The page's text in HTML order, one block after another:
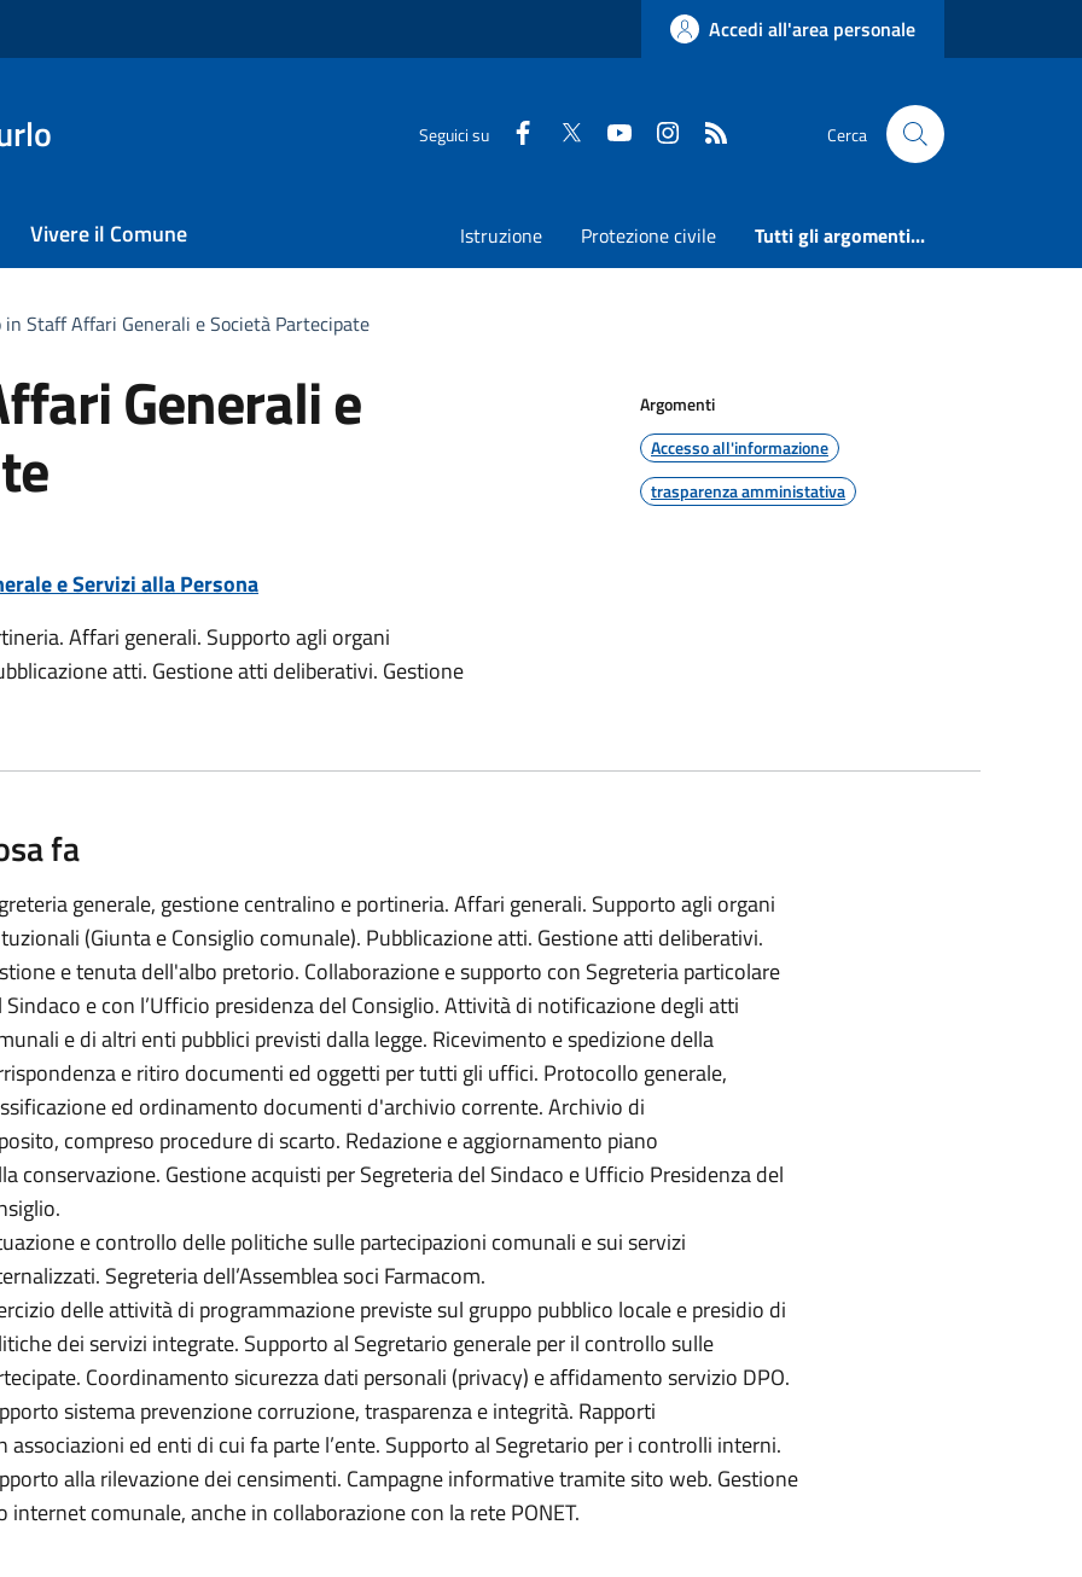
Accedi all'area personale
Seguici su Faceboook
Twitter YoutubeInstagram Cerca
Vivere il Comune Istruzione Protezione civile Tutti gli argomenti...
in Staff Affari Generali e Società Partecipate
Generali e
e Servizi alla Persona
Affari generali. Supporto agli organi
atti. Gestione atti deliberativi. Gestione
Argomenti
Accesso all'informazione
trasparenza amministativa
fa
generale, gestione centralino e portineria. Affari generali. Supporto agli organi
(Giunta e Consiglio comunale). Pubblicazione atti. Gestione atti deliberativi.
e tenuta dell'albo pretorio. Collaborazione e supporto con Segreteria particolare
Sindaco e con l’Ufficio presidenza del Consiglio. Attività di notificazione degli atti
e di altri enti pubblici previsti dalla legge. Ricevimento e spedizione della
e ritiro documenti ed oggetti per tutti gli uffici. Protocollo generale,
ed ordinamento documenti d'archivio corrente. Archivio di
compreso procedure di scarto. Redazione e aggiornamento piano
conservazione. Gestione acquisti per Segreteria del Sindaco e Ufficio Presidenza del
e controllo delle politiche sulle partecipazioni comunali e sui servizi
Segreteria dell’Assemblea soci Farmacom.
delle attività di programmazione previste sul gruppo pubblico locale e presidio di
dei servizi integrate. Supporto al Segretario generale per il controllo sulle
Coordinamento sicurezza dati personali (privacy) e affidamento servizio DPO.
sistema prevenzione corruzione, trasparenza e integrità. Rapporti
associazioni ed enti di cui fa parte l’ente. Supporto al Segretario per i controlli interni.
alla rilevazione dei censimenti. Campagne informative tramite sito web. Gestione
internet comunale, anche in collaborazione con la rete PONET.